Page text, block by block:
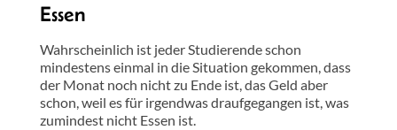
Essen
Wahrscheinlich ist jeder Studierende schon
mindestens einmal in die Situation gekommen, dass
der Monat noch nicht zu Ende ist, das Geld aber
schon, weil es für irgendwas draufgegangen ist, was
zumindest nicht Essen ist.